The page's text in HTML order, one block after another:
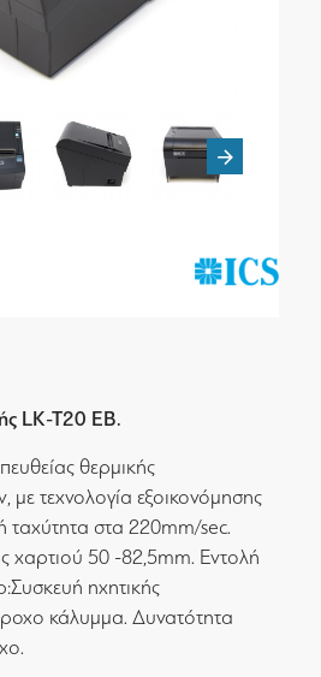
LK-T20 EB.
θερμικής
με τεχνολογία εξοικονόμησης
ταχύτητα στα 220mm/sec.
χαρτιού 50 -82,5mm. Εντολή
ηχητικής
κάλυμμα. Δυνατότητα